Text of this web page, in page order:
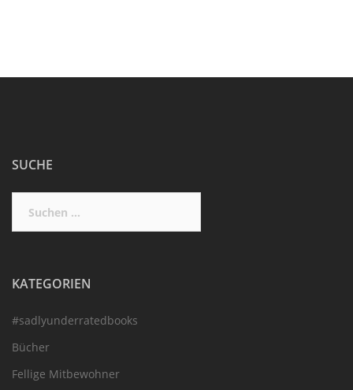
SUCHE
nach:
KATEGORIEN
#sadlyunderratedbooks
Bücher
Fellige Mitbewohner